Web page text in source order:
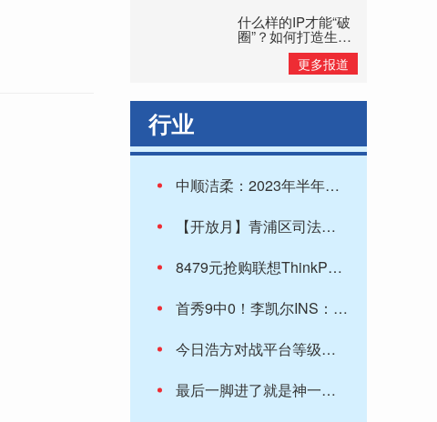
什么样的IP才能“破
圈”？如何打造生命
力持久的IP？
更多报道
行业
中顺洁柔：2023年半年度净利润约8449万元 同比下降62.88%
【开放月】青浦区司法局邀请居民代表走进公共法律服务中心
8479元抢购联想ThinkPad P15v笔记本电脑
首秀9中0！李凯尔INS：我喜欢逆境 敬请期待❤️
今日浩方对战平台等级怎么升级（浩方对战平台60级能挤房么）
最后一脚进了就是神一样的男人！宝藏男孩维埃拉本场获吧友9.7高评分